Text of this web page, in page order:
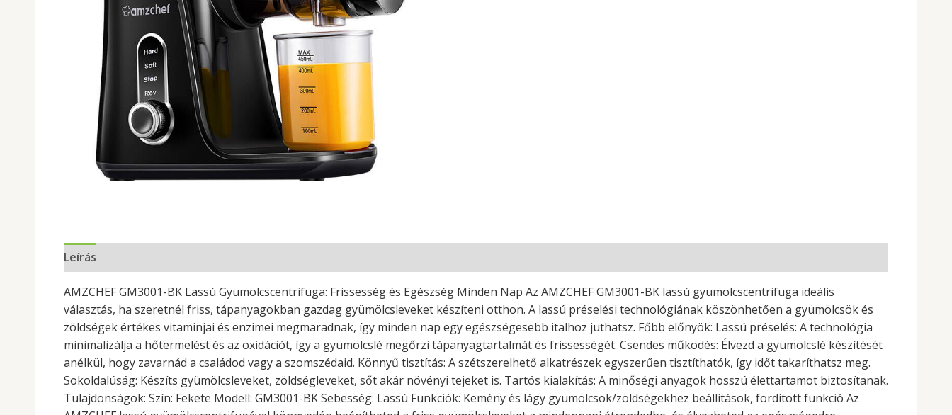
Leírás
AMZCHEF GM3001-BK Lassú Gyümölcscentrifuga: Frissesség és Egészség Minden Nap Az AMZCHEF GM3001-BK lassú gyümölcscentrifuga ideális
választás, ha szeretnél friss, tápanyagokban gazdag gyümölcsleveket készíteni otthon. A lassú préselési technológiának köszönhetően a gyümölcsök és
zöldségek értékes vitaminjai és enzimei megmaradnak, így minden nap egy egészségesebb italhoz juthatsz. Főbb előnyök: Lassú préselés: A technológia
minimalizálja a hőtermelést és az oxidációt, így a gyümölcslé megőrzi tápanyagtartalmát és frissességét. Csendes működés: Élvezd a gyümölcslé készítését
anélkül, hogy zavarnád a családod vagy a szomszédaid. Könnyű tisztítás: A szétszerelhető alkatrészek egyszerűen tisztíthatók, így időt takaríthatsz meg.
Sokoldalúság: Készíts gyümölcsleveket, zöldségleveket, sőt akár növényi tejeket is. Tartós kialakítás: A minőségi anyagok hosszú élettartamot biztosítanak.
Tulajdonságok: Szín: Fekete Modell: GM3001-BK Sebesség: Lassú Funkciók: Kemény és lágy gyümölcsök/zöldségekhez beállítások, fordított funkció Az